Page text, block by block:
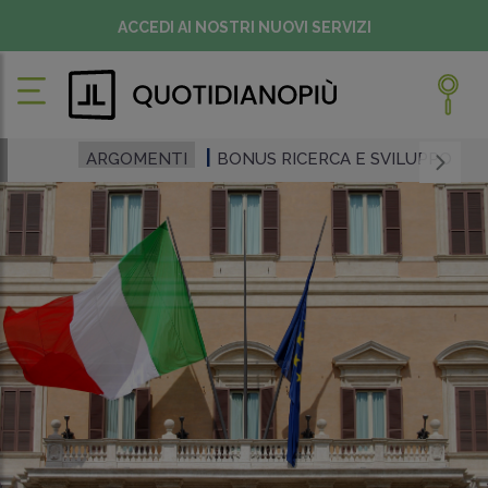
ACCEDI AI NOSTRI NUOVI SERVIZI
ARGOMENTI BONUS RICERCA E SVILUPPO